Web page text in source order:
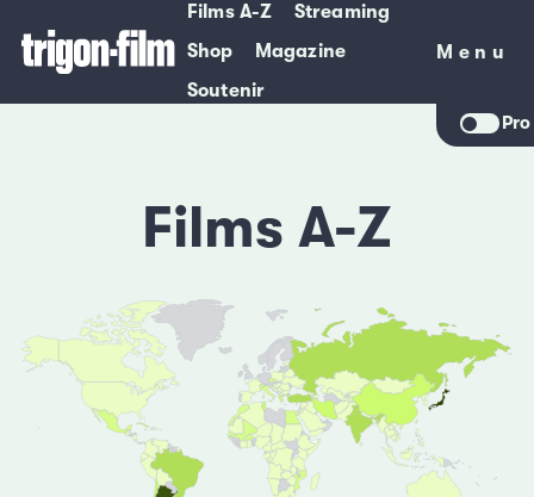
Films A-Z
Streaming
Shop
Magazine
Soutenir
Menu
Menu
Pro
Films A-Z